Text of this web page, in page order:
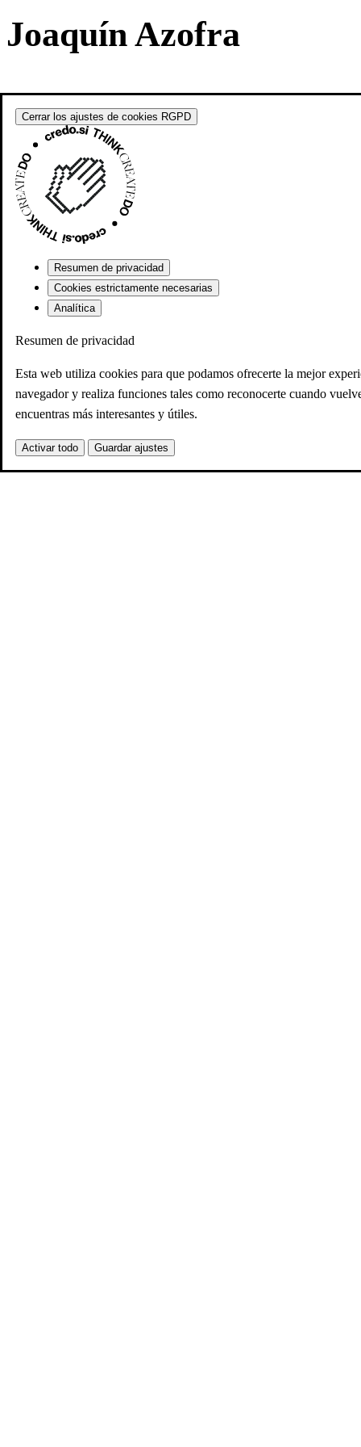
Joaquín Azofra
Cerrar los ajustes de cookies RGPD
Resumen de privacidad
Cookies estrictamente necesarias
Analítica
Resumen de privacidad
Esta web utiliza cookies para que podamos ofrecerte la mejor
navegador y realiza funciones tales como reconocerte cuando
encuentras más interesantes y útiles.
Activar todo Guardar ajustes